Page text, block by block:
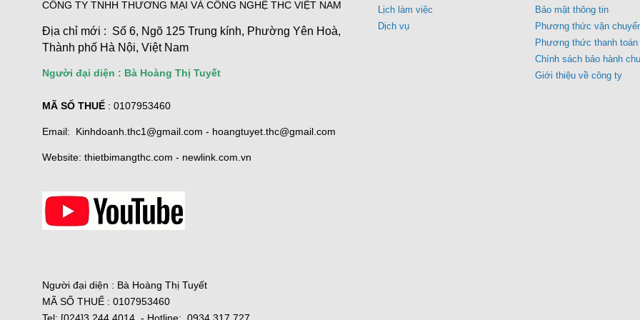
CÔNG TY TNHH THƯƠNG MẠI VÀ CÔNG NGHỆ THC VIỆT NAM
Địa chỉ mới : Số 6, Ngõ 125 Trung kính, Phường Yên Hoà,
Thành phố Hà Nội, Việt Nam
Người đại diện : Bà Hoàng Thị Tuyết
MÃ SỐ THUẾ : 0107953460
Email: Kinhdoanh.thc1@gmail.com - hoangtuyet.thc@gmail.com
Website: thietbimangthc.com - newlink.com.vn
Người đại diện : Bà Hoàng Thị Tuyết
MÃ SỐ THUẾ : 0107953460
Lịch làm việc
Dịch vụ
Bảo mật thông tin
Phương thức vận
Phương thức thanh toán
Chính sách bảo hành
Giới thiệu về công ty